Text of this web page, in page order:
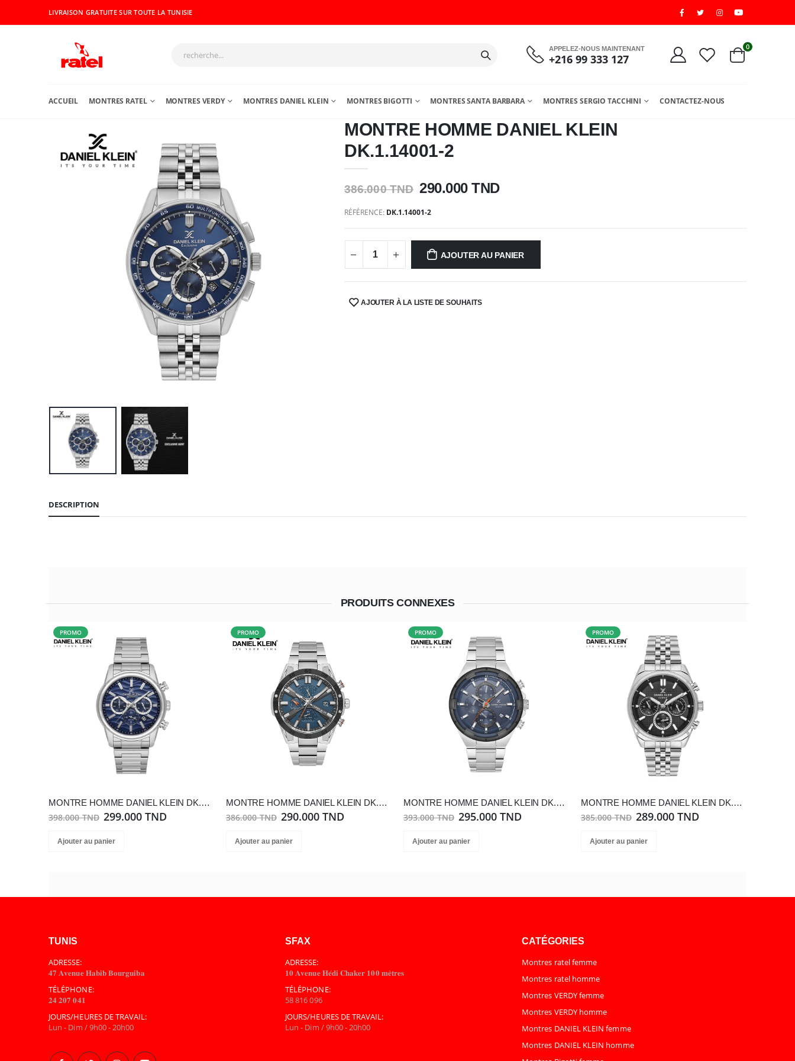
LIVRAISON GRATUITE SUR TOUTE LA TUNISIE
APPELEZ-NOUS MAINTENANT
+216 99 333 127
0
ACCUEIL MONTRES RATEL MONTRES VERDY MONTRES DANIEL KLEIN MONTRES BIGOTTI MONTRES SANTA BARBARA MONTRES SERGIO TACCHINI CONTACTEZ-NOUS
MONTRE HOMME DANIEL KLEIN
DK.1.14001-2
386.000 TND 290.000 TND
RÉFÉRENCE: DK.1.14001-2
AJOUTER AU PANIER
SHARE:AJOUTER À LA LISTE DE SOUHAITS
DESCRIPTION
PRODUITS CONNEXES
PROMO
MONTRE HOMME DANIEL KLEIN DK.1.14062-2
398.000 TND 299.000 TND
Ajouter au panier
PROMO
MONTRE HOMME DANIEL KLEIN DK.1.13974-4
386.000 TND 290.000 TND
Ajouter au panier
PROMO
MONTRE HOMME DANIEL KLEIN DK.1.13804-3
393.000 TND 295.000 TND
Ajouter au panier
PROMO
MONTRE HOMME DANIEL KLEIN DK.1.13890-1
385.000 TND 289.000 TND
Ajouter au panier
TUNIS
ADRESSE:
𝟒𝟕 𝐀𝐯𝐞𝐧𝐮𝐞 𝐇𝐚𝐛𝐢𝐛 𝐁𝐨𝐮𝐫𝐠𝐮𝐢𝐛𝐚
TÉLÉPHONE:
𝟐𝟒 𝟐𝟎𝟕 𝟎𝟒𝟏
JOURS/HEURES DE TRAVAIL:
Lun - Dim / 9h00 - 20h00
SFAX
ADRESSE:
𝟏𝟎 𝐀𝐯𝐞𝐧𝐮𝐞 𝐇𝐞́𝐝𝐢 𝐂𝐡𝐚𝐤𝐞𝐫 𝟏𝟎𝟎 𝐦𝐞̀𝐭𝐫𝐞𝐬
TÉLÉPHONE:
58 816 096
JOURS/HEURES DE TRAVAIL:
Lun - Dim / 9h00 - 20h00
CATÉGORIES
Montres ratel femme
Montres ratel homme
Montres VERDY femme
Montres VERDY homme
Montres DANIEL KLEIN femme
Montres DANIEL KLEIN homme